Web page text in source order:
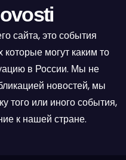
сайта, это события
могут каким то
в России. Мы не
новостей, мы
того или иного события,
к нашей стране.